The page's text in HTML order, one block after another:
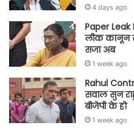
4 days ago
Paper Leak
लीक कानून
सजा अब
1 week ago
Rahul
सवाल सुन
बीजेपी के हो
1 week ago